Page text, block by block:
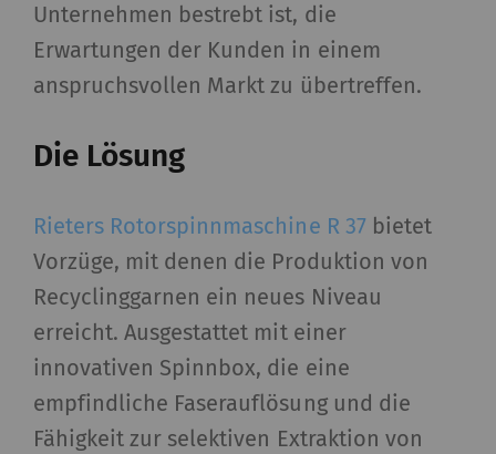
Unternehmen bestrebt ist, die
Erwartungen der Kunden in einem
anspruchsvollen Markt zu übertreffen.
Die Lösung
Rieters Rotorspinnmaschine R 37 bietet
Vorzüge, mit denen die Produktion von
Recyclinggarnen ein neues Niveau
erreicht. Ausgestattet mit einer
innovativen Spinnbox, die eine
empfindliche Faserauflösung und die
Fähigkeit zur selektiven Extraktion von